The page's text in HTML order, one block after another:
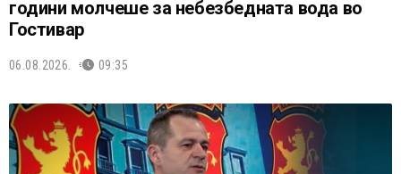
години молчеше за небезбедната вода во
Гостивар
06.08.2026. 09:35